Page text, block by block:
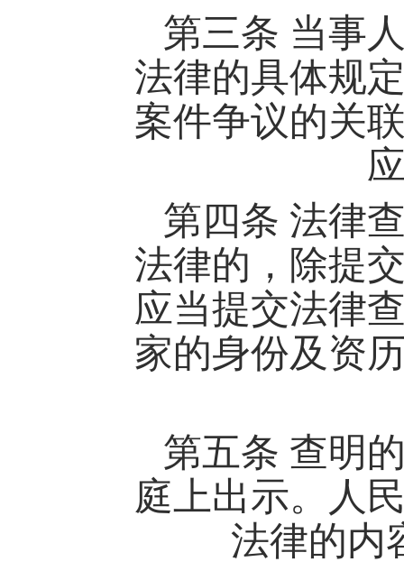
第三条 当事
法律的具体规
案件争议的关
第四条 法律
法律的，除提
应当提交法律
家的身份及资
第五条 查明
庭上出示。人
法律的内